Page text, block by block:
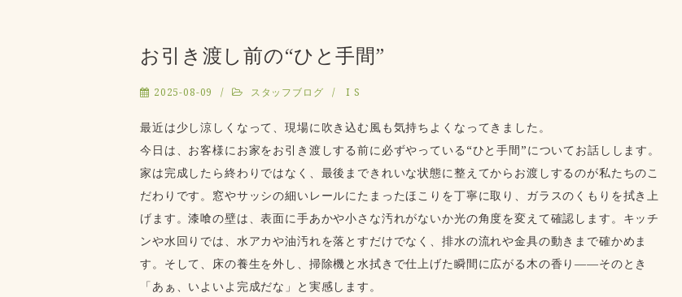
お引き渡し前の“ひと手間”
2025-08-09 スタッフブログ I S
最近は少し涼しくなって、現場に吹き込む風も気持ちよくなってきました。
今日は、お客様にお家をお引き渡しする前に必ずやっている“ひと手間”についてお話しします。
家は完成したら終わりではなく、最後まできれいな状態に整えてからお渡しするのが私たちのこ
だわりです。窓やサッシの細いレールにたまったほこりを丁寧に取り、ガラスのくもりを拭き上
げます。漆喰の壁は、表面に手あかや小さな汚れがないか光の角度を変えて確認します。キッチ
ンや水回りでは、水アカや油汚れを落とすだけでなく、排水の流れや金具の動きまで確かめま
す。そして、床の養生を外し、掃除機と水拭きで仕上げた瞬間に広がる木の香り——そのとき
「あぁ、いよいよ完成だな」と実感します。